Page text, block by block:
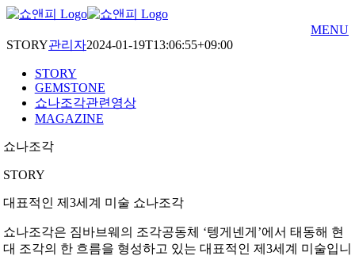
Skip
content
MENU
STORY관리자2024-01-19T13:06:55+09:00
STORY
GEMSTONE
쇼나조각관련영상
MAGAZINE
쇼나조각
STORY
대표적인 제3세계 미술 쇼나조각
쇼나조각은 짐바브웨의 조각공동체 ‘텡게넨게’에서 태동해 현
대 조각의 한 흐름을 형성하고 있는 대표적인 제3세계 미술입니